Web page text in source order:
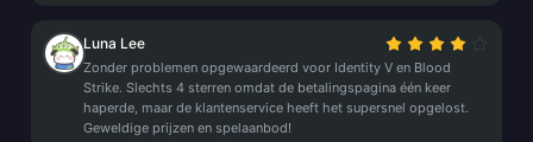
Luna Lee
Zonder problemen opgewaardeerd voor Identity V en Blood
Strike. Slechts 4 sterren omdat de betalingspagina één keer
haperde, maar de klantenservice heeft het supersnel opgelost.
Geweldige prijzen en spelaanbod!